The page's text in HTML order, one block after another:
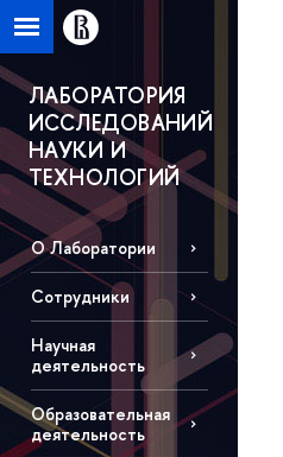
ЛАБОРАТОРИЯ
ИССЛЕДОВАНИЙ
НАУКИ И
ТЕХНОЛОГИЙ
О Лаборатории
Сотрудники
Научная
деятельность
Образовательная
деятельность